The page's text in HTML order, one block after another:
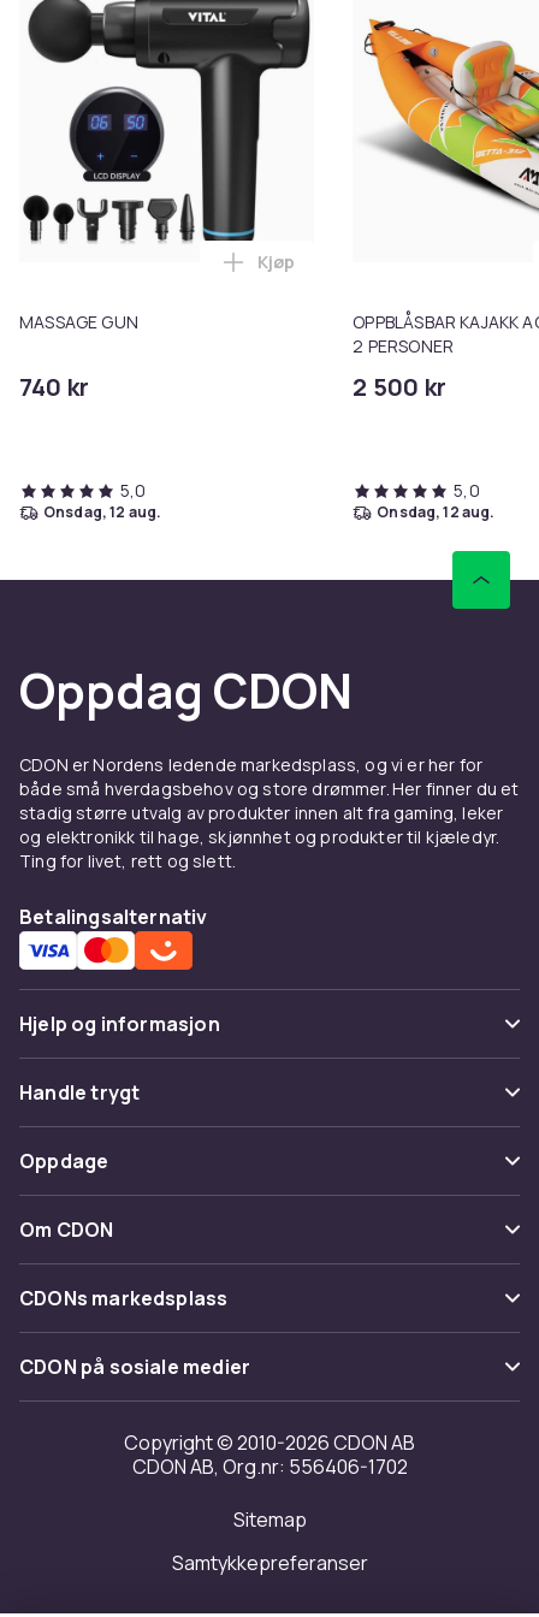
MASSAGE GUN
740 kr
Legg MASSAGE GUN i
Kjøp
5,0
onsdag, 12 aug.
OPPBLÅSBAR KAJAKK
2 PERSONER
2 500 kr
5,0
onsdag, 12 aug.
Oppdag CDON
CDON er Nordens ledende markedsplass, og vi er her for
både små hverdagsbehov og store drømmer. Her finner du et
stadig større utvalg av produkter innen alt fra gaming, leker
og elektronikk til hage, skjønnhet og produkter til kjæledyr.
Ting for livet, rett og slett.
Betalingsalternativ
Hjelp og informasjon
Vanlige spørsmål
Spor pakke
Angre & returner her
Kontakt oss
Handle trygt
Betaling
Levering
Tilbakekallinger
Oppdage
Kategorier
Varemerker
Om CDON
Om oss
Kundeanmeldelser
Jobbe på CDON
Investor relations
Tilgjengelighet
CDONs markedsplass
Merchant Help Center
CDON på sosiale medier
Copyright © 2010-2026 CDON AB
CDON AB, Org.nr: 556406-1702
Sitemap
Samtykkepreferanser